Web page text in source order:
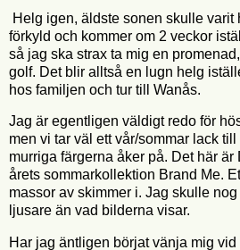
Helg igen, äldste sonen skulle varit
förkyld och kommer om 2 veckor
så jag ska strax ta mig en
golf. Det blir alltså en lugn helg
hos familjen och tur till Wanås.
Jag är egentligen väldigt redo för
men vi tar väl ett vår/sommar lack
murriga färgerna åker på. Det här
årets sommarkollektion Brand Me.
massor av skimmer i. Jag skulle
ljusare än vad bilderna visar.
Har jag äntligen börjat vänja mig